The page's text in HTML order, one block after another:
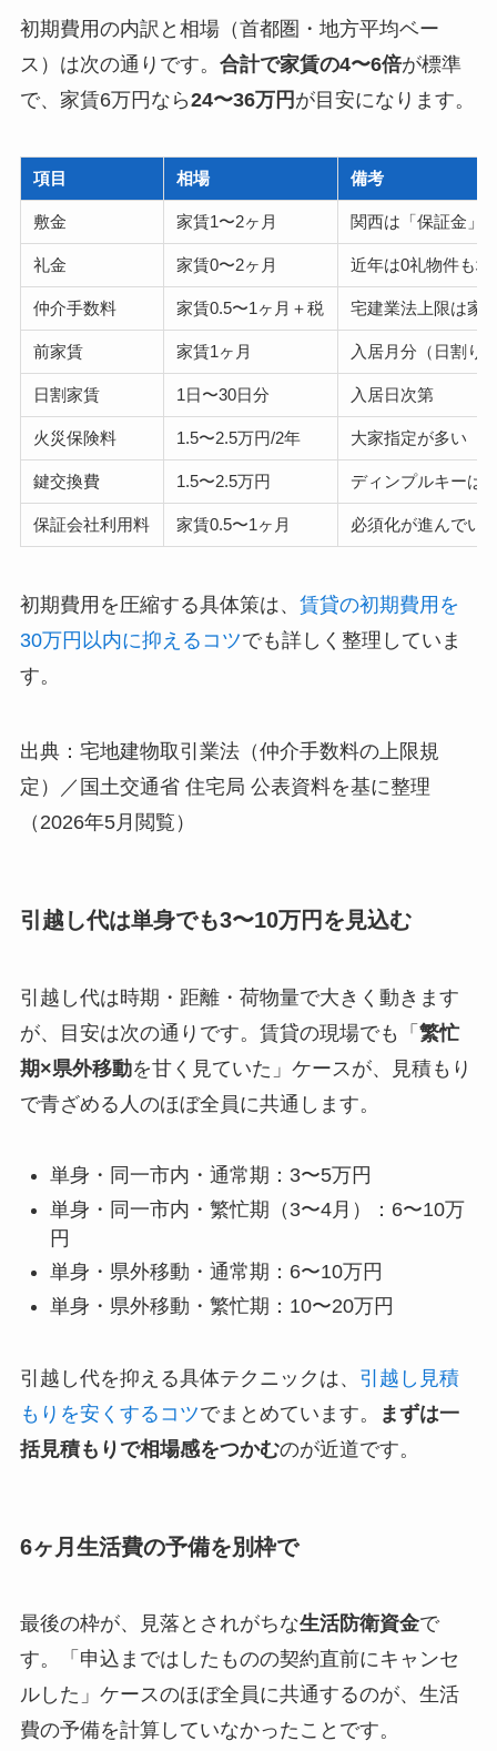
初期費用の内訳と相場（首都圏・地方平均ベー
ス）は次の通りです。 合計で家賃の4〜6倍が標準
で、家賃6万円なら24〜36万円 が目安になります。
項目 相場 備考
敷金 家賃1〜2ヶ月 関西は「保証金」
礼金 家賃0〜2ヶ月 近年は0礼物件も増
仲介手数料 家賃0.5〜1ヶ月＋税 宅建業法上限は家
前家賃 家賃1ヶ月 入居月分（日割り
日割家賃 1日〜30日分 入居日次第
火災保険料 1.5〜2.5万円/2年 大家指定が多い
鍵交換費 1.5〜2.5万円 ディンプルキーは
保証会社利用料 家賃0.5〜1ヶ月 必須化が進んでい
初期費用を圧縮する具体策は、 賃貸の初期費用を
30万円以内に抑えるコツでも詳しく整理していま
す。
出典：宅地建物取引業法（仲介手数料の上限規
定）／国土交通省 住宅局 公表資料を基に整理
（2026年5月閲覧）
引越し代は単身でも3〜10万円を見込む
引越し代は時期・距離・荷物量で大きく動きます
が、目安は次の通りです。賃貸の現場でも「 繁忙
期×県外移動を甘く見ていた」ケースが、見積もり
で青ざめる人のほぼ全員に共通します。
単身・同一市内・通常期：3〜5万円
単身・同一市内・繁忙期（3〜4月）：6〜10万
円
単身・県外移動・通常期：6〜10万円
単身・県外移動・繁忙期：10〜20万円
引越し代を抑える具体テクニックは、 引越し見積
もりを安くするコツでまとめています。
まずは一
括見積もりで相場感をつかむのが近道です。
6ヶ月生活費の予備を別枠で
最後の枠が、見落とされがちな生活防衛資金で
す。「申込まではしたものの契約直前にキャンセ
ルした」ケースのほぼ全員に共通するのが、生活
費の予備を計算していなかったことです。